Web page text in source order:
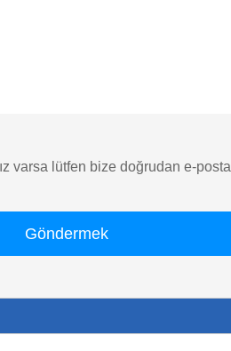
varsa lütfen bize doğrudan e-posta